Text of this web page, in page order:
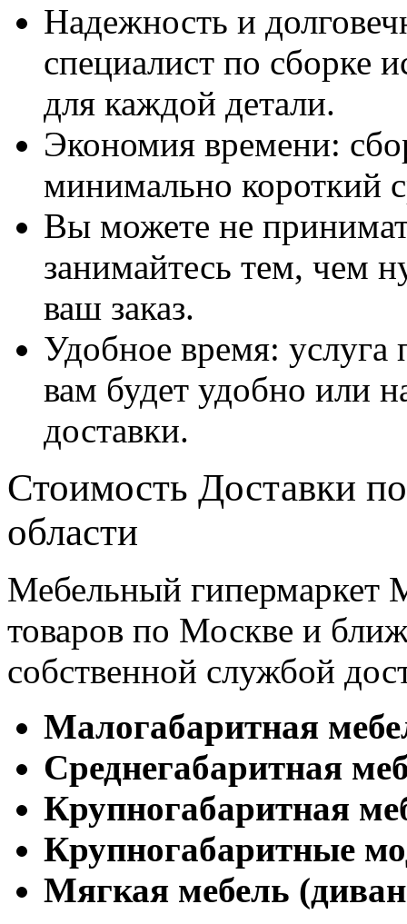
Надежность и
специалист по сборке
для каждой детали.
Экономия времени:
минимально короткий
Вы можете не
занимайтесь тем, чем
ваш заказ.
Удобное время: услуга
вам будет удобно или
доставки.
Стоимость Доставки
области
Мебельный гипермаркет
товаров по Москве и
собственной службой
Малогабаритная
Cреднегабаритная
Крупногабаритная
Крупногабаритные
Мягкая мебель